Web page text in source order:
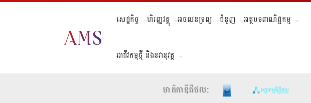
សេដ្ឋកិច្ច ហិរញ្ញវត្ថុ អចលនទ្រព្យ ជំនួញ អត្ថបទពាណិជ្ជកម្ម
អាជីវកម្មថ្មី និងនវានុវត្ត
មាតិកាឌីជីថល: